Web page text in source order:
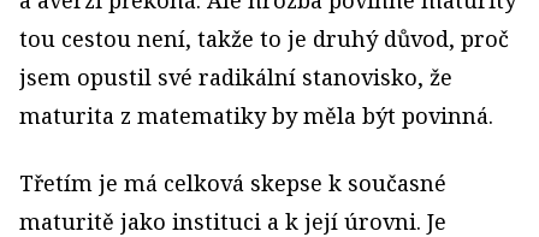
tou cestou není, takže to je druhý důvod, proč
jsem opustil své radikální stanovisko, že
maturita z matematiky by měla být povinná.
Třetím je má celková skepse k současné
maturitě jako instituci a k její úrovni. Je